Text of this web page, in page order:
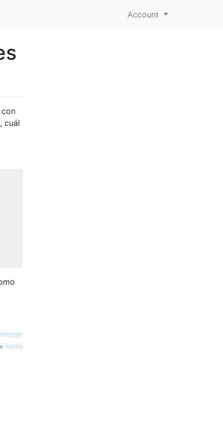
Account
cuál
fuente